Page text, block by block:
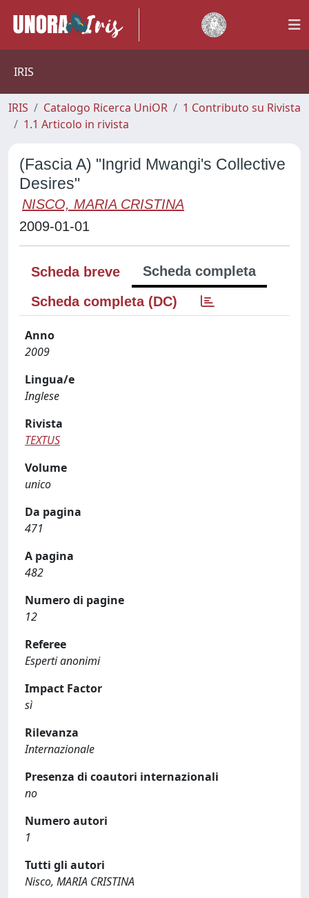
IRIS
IRIS Catalogo Ricerca UniOR
1 Contributo su Rivista
1.1 Articolo in rivista
(Fascia A) "Ingrid Mwangi's Collective
Desires"
NISCO, MARIA CRISTINA
2009-01-01
Scheda breve
Scheda completa
Scheda completa (DC)
Anno
2009
Lingua/e
Inglese
Rivista
TEXTUS
Volume
unico
Da pagina
471
A pagina
482
Numero di pagine
12
Referee
Esperti anonimi
Impact Factor
sì
Rilevanza
Internazionale
Presenza di coautori internazionali
no
Numero autori
1
Tutti gli autori
Nisco, MARIA CRISTINA